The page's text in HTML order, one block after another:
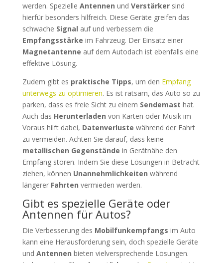
werden. Spezielle Antennen und Verstärkersind
hierfür besonders hilfreich. Diese Geräte greifen das
schwache Signal auf und verbessern die
Empfangsstärke im Fahrzeug. Der Einsatz einer
Magnetantenne auf dem Autodach ist ebenfalls eine
effektive Lösung.
Zudem gibt es praktische Tipps, um den Empfang
unterwegs zu optimieren. Es ist ratsam, das Auto so zu
parken, dass es freie Sicht zu einem Sendemast hat.
Auch das Herunterladen von Karten oder Musik im
Voraus hilft dabei, Datenverluste während der Fahrt
zu vermeiden. Achten Sie darauf, dass keine
metallischen Gegenstände in Gerätnähe den
Empfang stören. Indem Sie diese Lösungen in Betracht
ziehen, können Unannehmlichkeiten während
längerer Fahrten vermieden werden.
Gibt es spezielle Geräte oder
Antennen für Autos?
Die Verbesserung des Mobilfunkempfangs im Auto
kann eine Herausforderung sein, doch spezielle Geräte
und Antennen bieten vielversprechende Lösungen.